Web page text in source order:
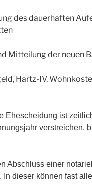
des dauerhaften
Mitteilung der neuen
Hartz-IV,
Ehescheidung ist
verstreichen,
Abschluss einer
dieser können fast